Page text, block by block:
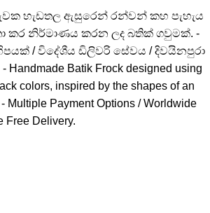
හැඩතල ඇසුරෙන් රන්වන් කහ පැහැය
කර නිර්මාණය කරන ලද බතික් ගවුමක්. -
/ විදේශීය ඩිලිවරි සේවය / දිවයිනපුරා
Batik Frock designed using
colors, inspired by the shapes of an
Multiple Payment Options / Worldwide
Free Delivery.